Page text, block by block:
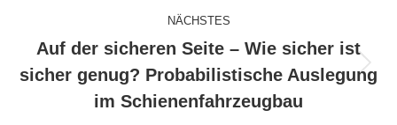
NÄCHSTES
Nächster
Beitrag:
Auf der sicheren Seite – Wie sicher ist
sicher genug? Probabilistische Auslegung
im Schienenfahrzeugbau